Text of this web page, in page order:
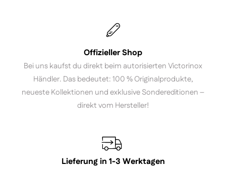
Offizieller Shop
Bei uns kaufst du direkt beim autorisierten Victorinox
Händler. Das bedeutet: 100 % Originalprodukte,
neueste Kollektionen und exklusive Sondereditionen –
direkt vom Hersteller!
Lieferung in 1-3 Werktagen